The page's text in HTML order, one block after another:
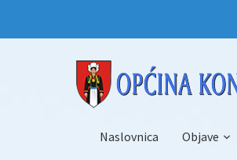
Naslovnica Objave